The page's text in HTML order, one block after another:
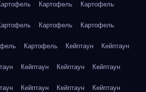
Картофель Картофель
Картофель Картофель
Картофель Кейптаун Кейптаун
Кейптаун Кейптаун Кейптаун
Кейптаун Кейптаун Кейптаун